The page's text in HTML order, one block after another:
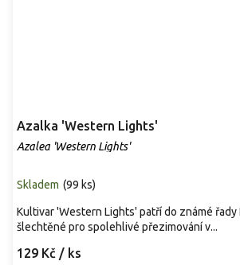
Azalka 'Western Lights'
Azalea 'Western Lights'
Skladem (99 ks)
129 Kč / ks
Kultivar 'Western Lights' patří do známé řady
šlechtěné pro spolehlivé přezimování v...